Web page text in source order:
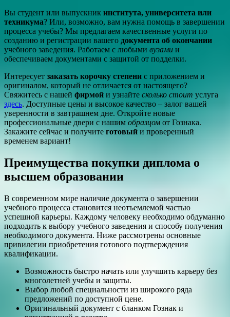
Вы студент или выпускник института, университета или
техникума? Или, возможно, вам нужна помощь в завершении
процесса учебы? Мы предлагаем качественные услуги по
созданию и регистрации вашего документа об окончании
учебного заведения. Работаем с любыми вузами и
обеспечиваем документами с защитой от подделки.
Интересует заказать корочку степени с приложением и
оригиналом, который не отличается от настоящего?
Свяжитесь с нашей фирмой и узнайте сколько стоит услуга
здесь. Доступные цены и высокое качество – залог вашей
уверенности в завтрашнем дне. Откройте новые
профессиональные двери с нашим образцом от Гознака.
Закажите сейчас и получите готовый и проверенный
временем вариант!
Преимущества покупки диплома о
высшем образовании
В современном мире наличие документа о завершении
учебного процесса становится неотъемлемой частью
успешной карьеры. Каждому человеку необходимо обдуманно
подходить к выбору учебного заведения и способу получения
необходимого документа. Ниже рассмотрены основные
привилегии приобретения готового подтверждения
квалификации.
Возможность быстро начать или улучшить карьеру без
многолетней учебы и защиты.
Выбор любой специальности из широкого ряда
предложений по доступной цене.
Оригинальный документ с бланком Гознак и